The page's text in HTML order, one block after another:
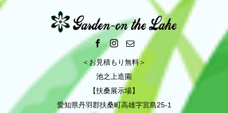
＜お見積もり無料＞
池之上造園
【扶桑展示場】
愛知県丹羽郡扶桑町高雄字宮島25-1